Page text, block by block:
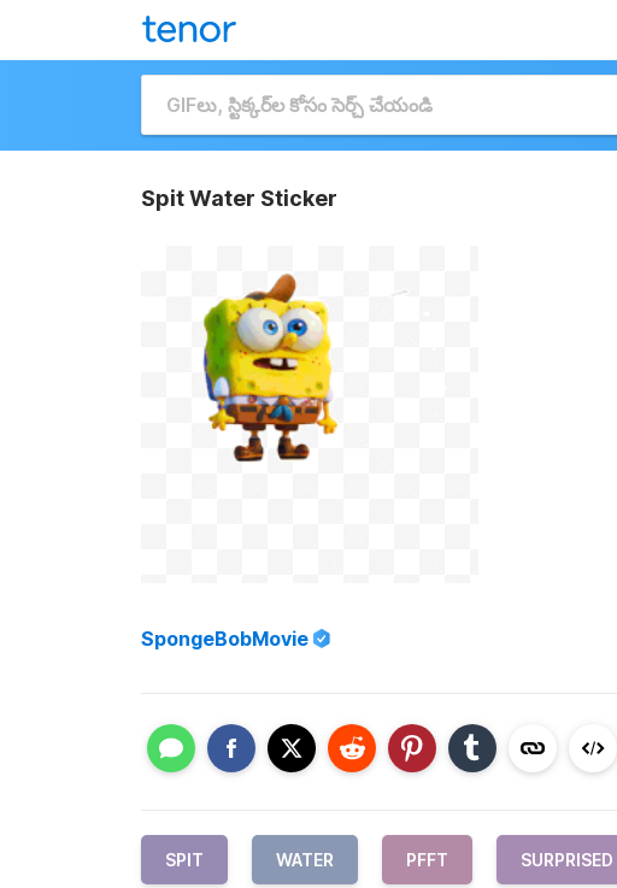
Spit Water Sticker
SpongeBobMovie
SPIT WATER PFFT SURPRISED